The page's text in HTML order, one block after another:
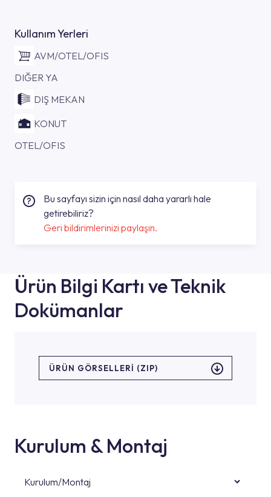
Kullanım Yerleri
AVM/OTEL/OFIS
DIĞER YA
DIŞ MEKAN
KONUT
OTEL/OFIS
Bu sayfayı sizin için nasıl daha yararlı hale
getirebiliriz?
Geri bildirimlerinizi paylaşın.
Ürün Bilgi Kartı ve Teknik
Dokümanlar
ÜRÜN GÖRSELLERI (ZIP)
Kurulum & Montaj
Kurulum/Montaj